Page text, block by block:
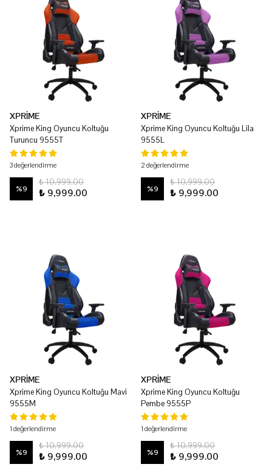
XPRİME
Xprime King Oyuncu Koltuğu
Turuncu 9555T
3 değerlendirme
%9
₺ 10,999.00
₺ 9,999.00
XPRİME
Xprime King Oyuncu Koltuğu Lila
9555L
2 değerlendirme
%9
₺ 10,999.00
₺ 9,999.00
XPRİME
Xprime King Oyuncu Koltuğu Mavi
9555M
1 değerlendirme
%9
₺ 10,999.00
₺ 9,999.00
XPRİME
Xprime King Oyuncu Koltuğu
Pembe 9555P
1 değerlendirme
%9
₺ 10,999.00
₺ 9,999.00